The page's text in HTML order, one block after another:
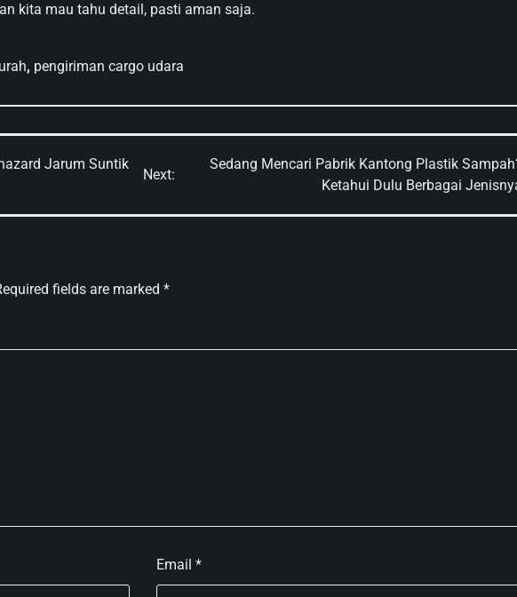
kita mau tahu detail, pasti aman saja.
, pengiriman cargo udara
Jarum Suntik
Next:
Sedang Mencari Pabrik Kantong Plastik
Ketahui Dulu Berbagai
fields are marked *
Email *